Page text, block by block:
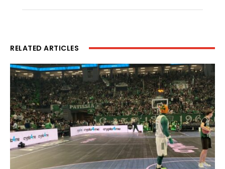
RELATED ARTICLES